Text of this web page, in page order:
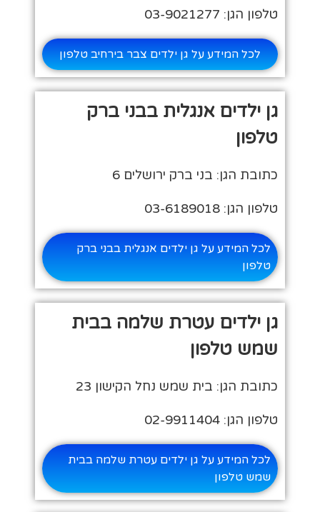
טלפון הגן: 03-9021277
לכל המידע על גן ילדים צבר בירחיב טלפון
גן ילדים אנגלית בבני ברק
טלפון
כתובת הגן: בני ברק ירושלים 6
טלפון הגן: 03-6189018
לכל המידע על גן ילדים אנגלית בבני ברק
טלפון
גן ילדים עטרת שלמה בבית
שמש טלפון
כתובת הגן: בית שמש נחל הקישון 23
טלפון הגן: 02-9911404
לכל המידע על גן ילדים עטרת שלמה בבית
שמש טלפון